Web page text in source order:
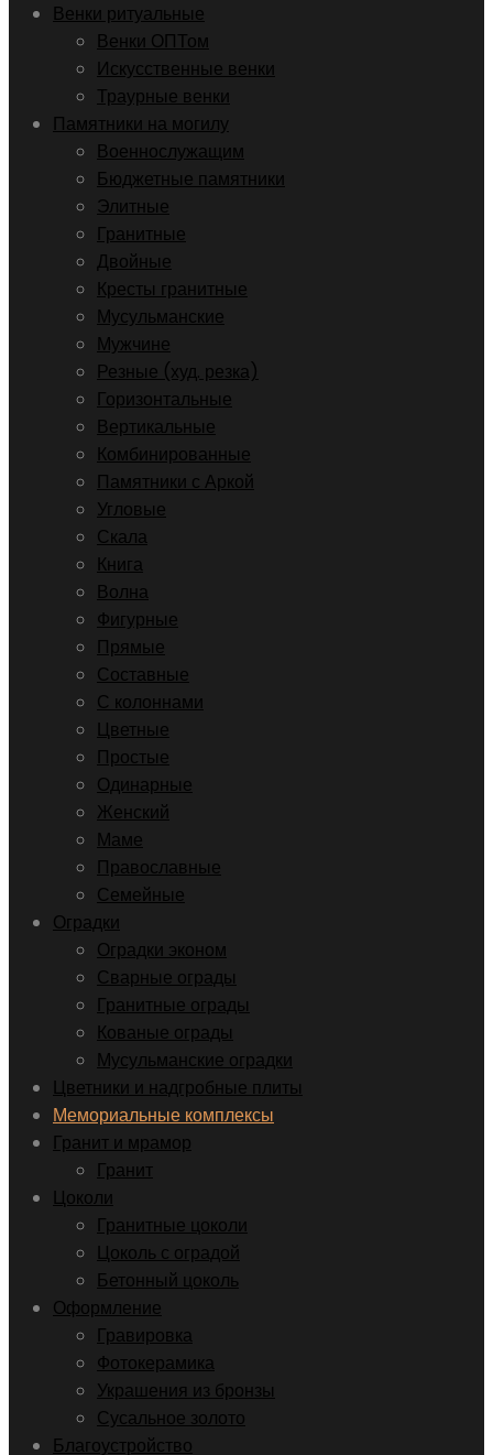
Венки ритуальные
Венки ОПТом
Искусственные венки
Траурные венки
Памятники на могилу
Военнослужащим
Бюджетные памятники
Элитные
Гранитные
Двойные
Кресты гранитные
Мусульманские
Мужчине
Резные (худ. резка)
Горизонтальные
Вертикальные
Комбинированные
Памятники с Аркой
Угловые
Скала
Книга
Волна
Фигурные
Прямые
Составные
С колоннами
Цветные
Простые
Одинарные
Женский
Маме
Православные
Семейные
Оградки
Оградки эконом
Сварные ограды
Гранитные ограды
Кованые ограды
Мусульманские оградки
Цветники и надгробные плиты
Мемориальные комплексы
Гранит и мрамор
Гранит
Цоколи
Гранитные цоколи
Цоколь с оградой
Бетонный цоколь
Оформление
Гравировка
Фотокерамика
Украшения из бронзы
Сусальное золото
Благоустройство